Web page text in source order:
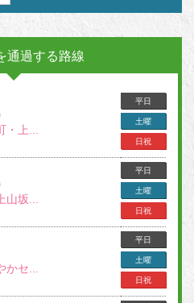
通過する路線
上...
平日
土曜
日祝
坂...
平日
土曜
日祝
セ...
平日
土曜
日祝